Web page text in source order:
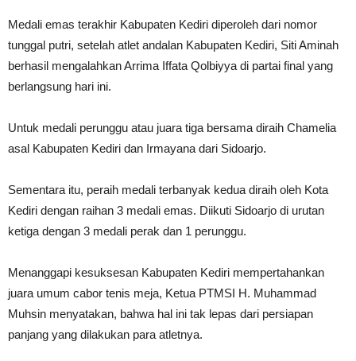
Medali emas terakhir Kabupaten Kediri diperoleh dari nomor
tunggal putri, setelah atlet andalan Kabupaten Kediri, Siti Aminah
berhasil mengalahkan Arrima Iffata Qolbiyya di partai final yang
berlangsung hari ini.
Untuk medali perunggu atau juara tiga bersama diraih Chamelia
asal Kabupaten Kediri dan Irmayana dari Sidoarjo.
Sementara itu, peraih medali terbanyak kedua diraih oleh Kota
Kediri dengan raihan 3 medali emas. Diikuti Sidoarjo di urutan
ketiga dengan 3 medali perak dan 1 perunggu.
Menanggapi kesuksesan Kabupaten Kediri mempertahankan
juara umum cabor tenis meja, Ketua PTMSI H. Muhammad
Muhsin menyatakan, bahwa hal ini tak lepas dari persiapan
panjang yang dilakukan para atletnya.